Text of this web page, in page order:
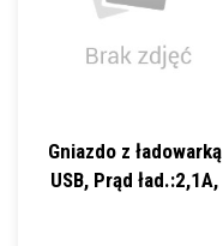
Gniazdo z ładowarką
USB, Prąd ład.:2,1A,